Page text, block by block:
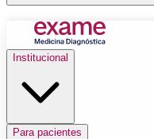
Institucional
Para pacientes